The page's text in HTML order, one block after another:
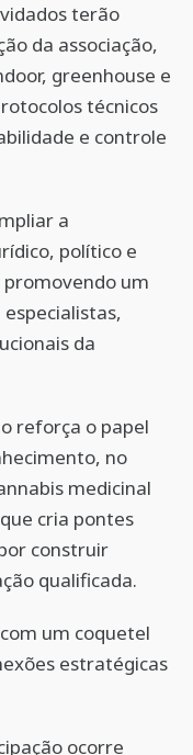
terão
da associação,
greenhouse e
técnicos
e controle
a
político e
um
da
reforça o papel
no
medicinal
cria pontes
construir
qualificada.
um coquetel
estratégicas
ocorre